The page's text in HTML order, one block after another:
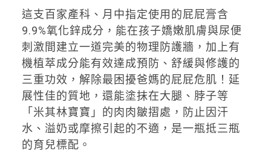
這支百家產科、月中指定使用的屁屁膏含
9.9%氧化鋅成分，能在孩子嬌嫩肌膚與尿便
刺激間建立一道完美的物理防護牆，加上有
機植萃成分能有效達成預防、舒緩與修護的
三重功效，解除最困擾爸媽的屁屁危肌！延
展性佳的質地，還能塗抹在大腿、脖子等
「米其林寶寶」的肉肉皺摺處，防止因汗
水、溢奶或摩擦引起的不適，是一瓶抵三瓶
的育兒標配。